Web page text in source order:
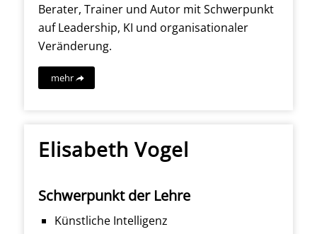
Berater, Trainer und Autor mit Schwerpunkt
auf Leadership, KI und organisationaler
Veränderung.
mehr
Elisabeth Vogel
Schwerpunkt der Lehre
Künstliche Intelligenz